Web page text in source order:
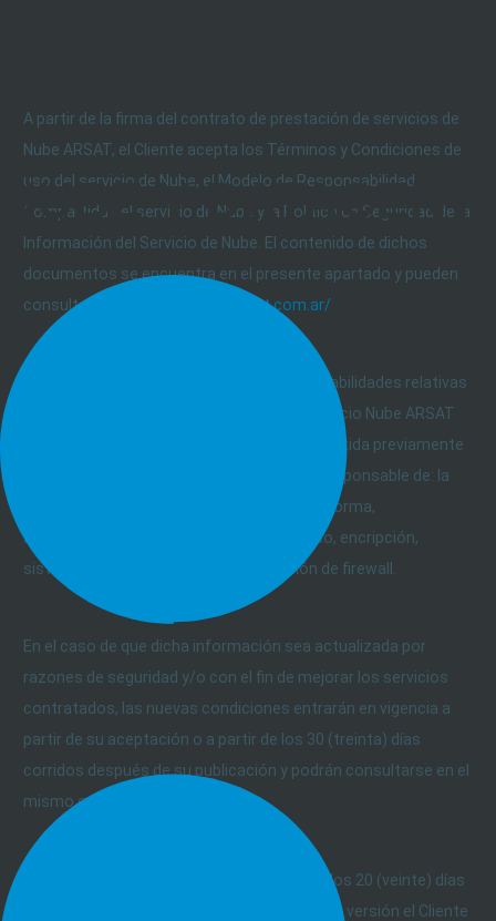
NUBE Y
A partir de la firma del contrato de prestación de servicios de
Nube ARSAT, el Cliente acepta los Términos y Condiciones de
uso del servicio de Nube, el Modelo de Responsabilidad
Compartida del servicio de Nube y la Política de Seguridad de la
Información del Servicio de Nube. El contenido de dichos
documentos se encuentra en el presente apartado y pueden
consultarse en:
https://nube.arsat.com.ar/
Las PARTES definen y asignan sus responsabilidades relativas
a la Seguridad de la Información para el servicio Nube ARSAT
sobre el Modelo de Responsabilidad Compartida previamente
mencionado. En particular, el Cliente será responsable de: la
seguridad en la Nube de sus datos, la plataforma,
aplicaciones, identidad y control de acceso, encripción,
sistema operativo, redes y configuración de firewall.
En el caso de que dicha información sea actualizada por
razones de seguridad y/o con el fin de mejorar los servicios
contratados, las nuevas condiciones entrarán en vigencia a
partir de su aceptación o a partir de los 30 (treinta) días
corridos después de su publicación y podrán consultarse en el
mismo enlace.
En caso de no estar de acuerdo, dentro de los 20 (veinte) días
corridos a partir de la publicación de la nueva versión el Cliente